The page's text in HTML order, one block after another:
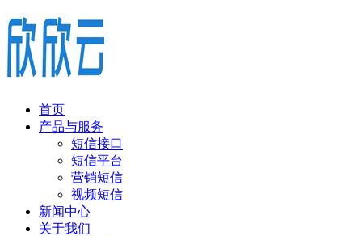
首页
产品与服务
短信接口
短信平台
营销短信
视频短信
新闻中心
关于我们